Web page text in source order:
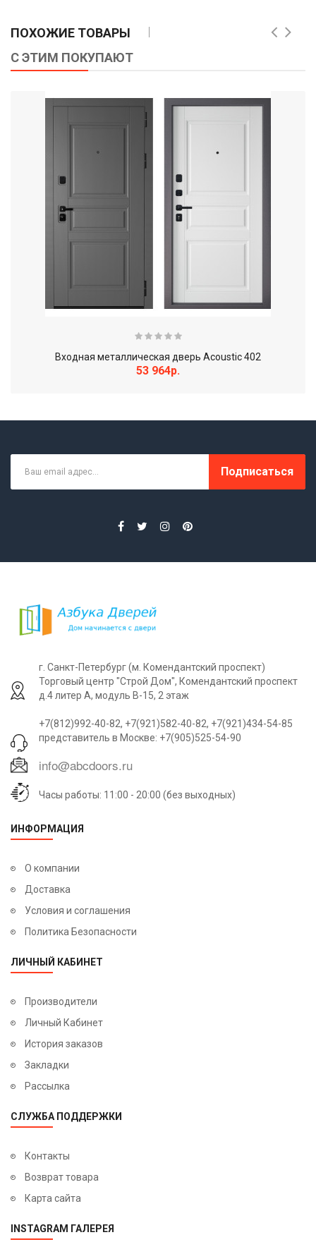
ПОХОЖИЕ ТОВАРЫ
С ЭТИМ ПОКУПАЮТ
Входная металлическая дверь Acoustic 402
53 964р.
Межкомнатная дверь Валенсия ДО античный орех..
17 770р.
Подписаться
г. Санкт-Петербург (м. Комендантский проспект)
Торговый центр "Строй Дом", Комендантский проспект
д.4 литер А, модуль В-15, 2 этаж
+7(812)992-40-82, +7(921)582-40-82, +7(921)434-54-85
представитель в Москве: +7(905)525-54-90
Часы работы: 11:00 - 20:00 (без выходных)
ИНФОРМАЦИЯ
О компании
Доставка
Условия и соглашения
Политика Безопасности
ЛИЧНЫЙ КАБИНЕТ
Производители
Личный Кабинет
История заказов
Закладки
Рассылка
СЛУЖБА ПОДДЕРЖКИ
Контакты
Возврат товара
Карта сайта
INSTAGRAM ГАЛЕРЕЯ